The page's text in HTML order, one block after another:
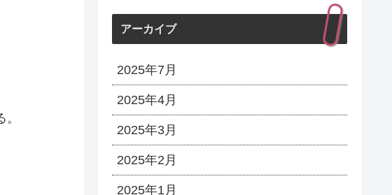
アーカイブ
2025年7月
2025年4月
2025年3月
2025年2月
2025年1月